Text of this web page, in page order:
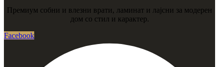
Премиум собни и влезни врати, ламинат и лајсни за модерен
дом со стил и карактер.
Facebook